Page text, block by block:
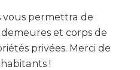
permettra de
et corps de
privées. Merci de
!